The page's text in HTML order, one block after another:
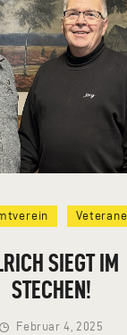
SIEGT IM
STECHEN!
Februar 4, 2025